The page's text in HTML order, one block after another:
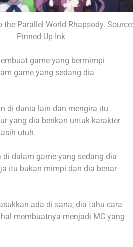
the Parallel World Rhapsody.
Pinned Up Ink
game yang bermimpi
game yang sedang dia
di dunia lain dan mengira itu
yang dia berikan untuk karakter
utuh.
di dalam game yang sedang dia
itu bukan mimpi dan dia benar-
ada di sana, dia tahu cara
membuatnya menjadi MC yang